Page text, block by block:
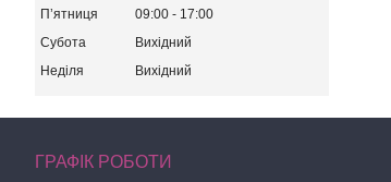
Пʼятниця
09:00
17:00
Субота
Вихідний
Неділя
Вихідний
ГРАФІК РОБОТИ